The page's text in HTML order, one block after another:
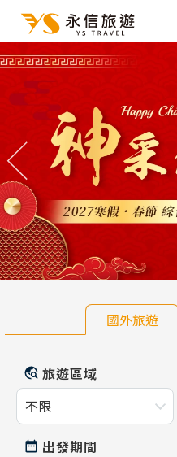
往前
國外旅遊
旅遊區域
出發期間